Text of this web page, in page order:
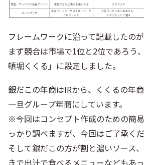
フレームワークに沿って記載したのが
まず競合は市場で1位と2位であろう
頓堀くくる」に設定しました。
銀だこの年商はIRから、くくるの年
一旦グループ年商にしています。
※今回はコンセプト作成のための簡
っかり調べますが、今回はご了承くだ
そして銀だこの方が割と濃いソース
きで出汁で食べるメニューなどもあっ